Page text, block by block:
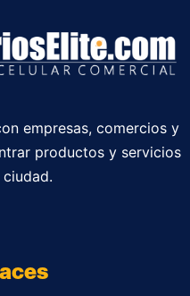
empresas, comercios y
productos y servicios
ciudad.